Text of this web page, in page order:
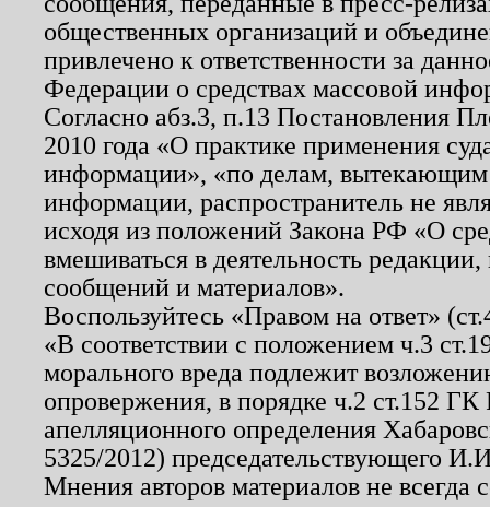
общественных организаций и
привлечено к ответственности за
Федерации о средствах массовой
Согласно абз.3, п.13 Постановления
2010 года «О практике применения
информации», «по делам, вытекающим
информации, распространитель не
исходя из положений Закона РФ «О
вмешиваться в деятельность
сообщений и материалов».
Воспользуйтесь «Правом на ответ»
«В соответствии с положением ч.3
морального вреда подлежит
опровержения, в порядке ч.2 ст.152
апелляционного определения
5325/2012) председательствующего
Мнения авторов материалов не